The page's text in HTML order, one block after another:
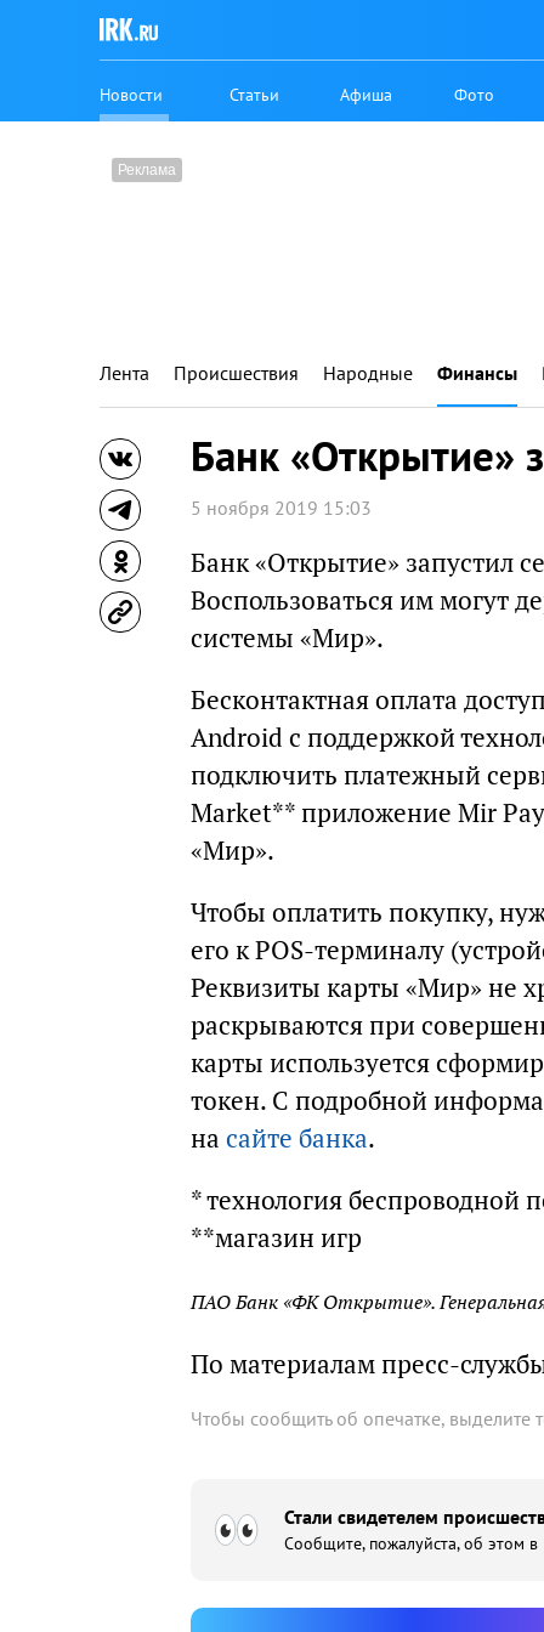
Новости Статьи Афиша Фото
Лента Происшествия Народные Финансы
Банк «Открытие»
5 ноября 2019 15:03
Банк «Открытие» запустил
Воспользоваться им могут
системы «Мир».
Бесконтактная оплата
Android с поддержкой
подключить платежный
Market** приложение Mir
«Мир».
Чтобы оплатить покупку,
его к POS-терминалу
Реквизиты карты «Мир» не
раскрываются при
карты используется
токен. С подробной
на сайте банка.
* технология беспроводной
**магазин игр
ПАО Банк «ФК Открытие».
По материалам пресс-
Чтобы сообщить об опечатке, выделите
Стали свидетелем
Сообщите, пожалуйста, об этом